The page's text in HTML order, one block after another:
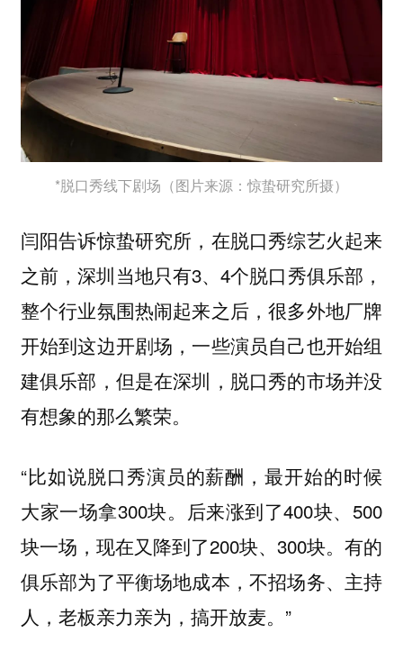
*脱口秀线下剧场（图片来源：惊蛰研究所摄）
闫阳告诉惊蛰研究所，在脱口秀综艺火起来
之前，深圳当地只有3、4个脱口秀俱乐部，
整个行业氛围热闹起来之后，很多外地厂牌
开始到这边开剧场，一些演员自己也开始组
建俱乐部，但是在深圳，脱口秀的市场并没
有想象的那么繁荣。
“比如说脱口秀演员的薪酬，最开始的时候
大家一场拿300块。后来涨到了400块、500
块一场，现在又降到了200块、300块。有的
俱乐部为了平衡场地成本，不招场务、主持
人，老板亲力亲为，搞开放麦。”